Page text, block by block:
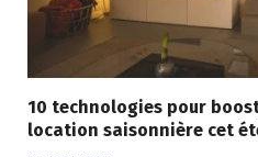
10 technologies pour
location saisonnière cet